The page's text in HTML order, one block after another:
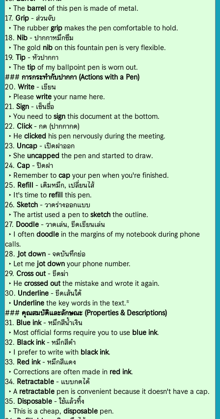
‣ The barrel of this pen is made of metal.
17. Grip- ส่วนจับ
‣ The rubbergrip makes the pen comfortable to hold.
18. Nib- ปากกาหมึกซึม
‣ The gold nibon this fountain pen is very flexible.
19. Tip- หัวปากกา
‣ Thetipof my ballpoint pen is worn out.
###การกระทำกับปากกา (Actions with a Pen)
20. Write- เขียน
‣ Pleasewriteyour name here.
21. Sign- เซ็นชื่อ
‣ You need tosignthis document at the bottom.
22. Click- กด (ปากกากด)
‣ Heclicked his pen nervously during the meeting.
23. Uncap- เปิดฝาออก
‣ She uncappedthe pen and started to draw.
24. Cap- ปิดฝา
‣ Remember tocapyour pen when you're finished.
25. Refill - เติมหมึก, เปลี่ยนไส้
‣ It's time to refill this pen.
26. Sketch- วาดร่างออกแบบ
‣ The artist used a pen tosketchthe outline.
27. Doodle- วาดเล่น, ขีดเขียนเล่น
‣ I oftendoodle in the margins of my notebook during phone
calls.
28.Jot down- จดบันทึกย่อ
‣ Let me jot downyour phone number.
29. Cross out- ขีดฆ่า
‣ Hecrossed outthe mistake and wrote it again.
30. Underline- ขีดเส้นใต้
‣ Underlinethe key words in the text.*
### คุณสมบัติและลักษณะ (Properties & Descriptions)
31. Blue ink- หมึกสีน้ำเงิน
‣ Most official forms require you to use blue ink.
32. Black ink- หมึกสีดำ
‣ I prefer to write with black ink.
33. Red ink- หมึกสีแดง
‣ Corrections are often made in red ink.
34. Retractable- แบบกดได้
‣ A retractable pen is convenient because it doesn't have a cap.
35. Disposable- ใช้แล้วทิ้ง
‣ This is a cheap, disposable pen.